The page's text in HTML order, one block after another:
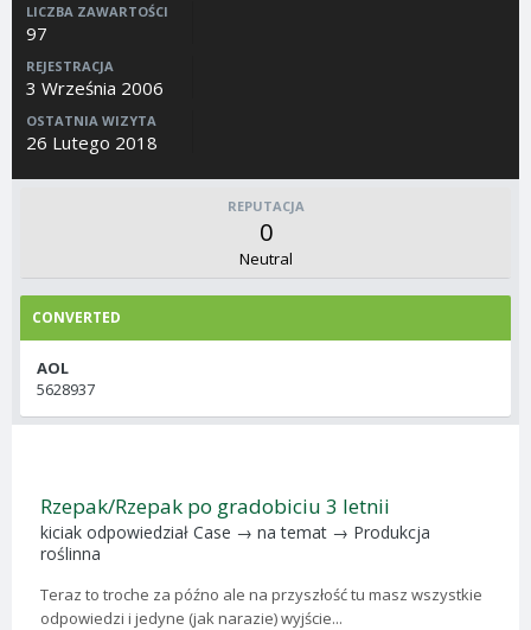
LICZBA ZAWARTOŚCI
97
REJESTRACJA
3 Września 2006
OSTATNIA WIZYTA
26 Lutego 2018
REPUTACJA
0
Neutral
CONVERTED
AOL
5628937
Rzepak/Rzepak po gradobiciu 3 letnii
kiciak odpowiedział Case → na temat → Produkcja
roślinna
Teraz to troche za późno ale na przyszłość tu masz wszystkie
odpowiedzi i jedyne (jak narazie) wyjście...